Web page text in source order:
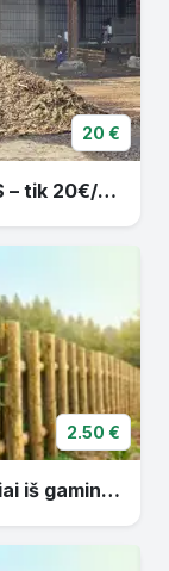
20 €
Pušų žievės mulčias ŠILAUOGĖMS – tik 20€/m³! Puikiai tinka šilauogėms
2.50 €
Mediniai impregnuoti kuolai – tiesiai iš gamintojo!